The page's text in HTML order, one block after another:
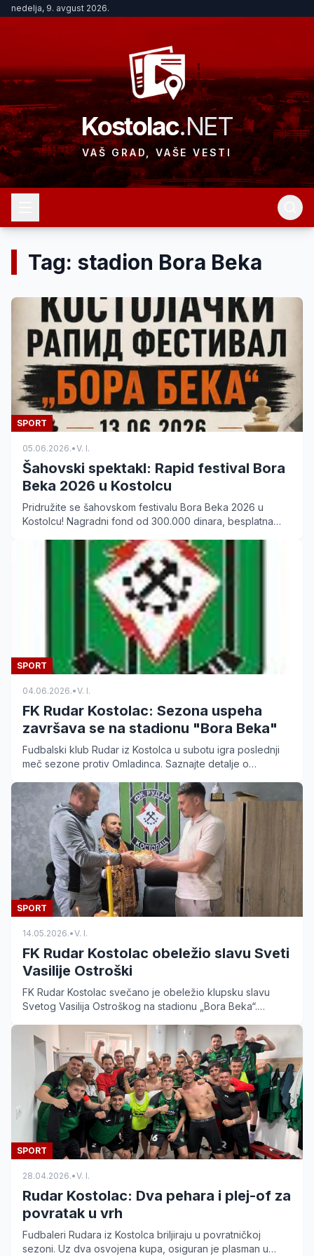
nedelja, 9. avgust 2026.
Kostolac.NET
VAŠ GRAD, VAŠE VESTI
Tag: stadion Bora Beka
SPORT
05.06.2026.•V. I.
Šahovski spektakl: Rapid festival Bora
Beka 2026 u Kostolcu
Pridružite se šahovskom festivalu Bora Beka 2026 u
Kostolcu! Nagradni fond od 300.000 dinara, besplatna
SPORT
04.06.2026.•V. I.
FK Rudar Kostolac: Sezona uspeha
završava se na stadionu "Bora Beka"
Fudbalski klub Rudar iz Kostolca u subotu igra poslednji
meč sezone protiv Omladinca. Saznajte detalje o
SPORT
14.05.2026.•V. I.
FK Rudar Kostolac obeležio slavu Sveti
Vasilije Ostroški
FK Rudar Kostolac svečano je obeležio klupsku slavu
Svetog Vasilija Ostroškog na stadionu „Bora Beka“.
SPORT
28.04.2026.•V. I.
Rudar Kostolac: Dva pehara i plej-of za
povratak u vrh
Fudbaleri Rudara iz Kostolca briljiraju u povratničkoj
sezoni. Uz dva osvojena kupa, osiguran je plasman u